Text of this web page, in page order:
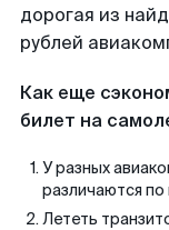
дорогая из
рублей
Как еще
билет на
У разных
различаются по
Лететь